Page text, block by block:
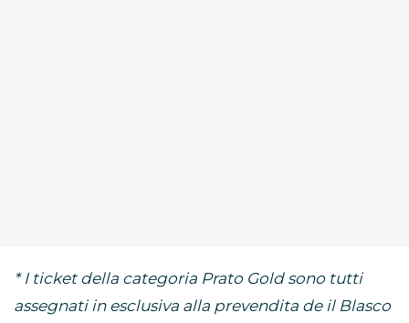
* I ticket della categoria Prato Gold sono tutti
assegnati in esclusiva alla prevendita de il Blasco